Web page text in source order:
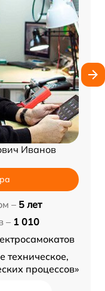
Иванов
– 5 лет
– 1 010
техническое,
процессов»